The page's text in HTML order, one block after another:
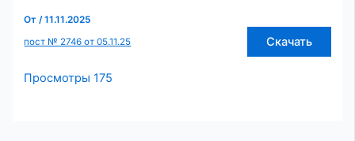
От/11.11.2025
пост № 2746 от 05.11.25
Скачать
Просмотры 175